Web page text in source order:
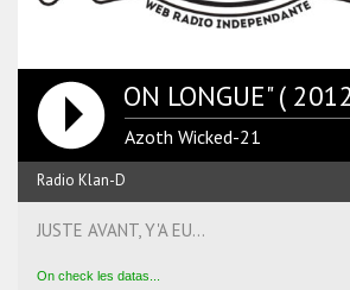
"VERSION LONGUE" (
Azoth Wicked-21
Radio Klan-D
JUSTE AVANT, Y'A EU...
On check les datas...